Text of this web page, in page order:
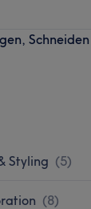
Styling (5)
(8)